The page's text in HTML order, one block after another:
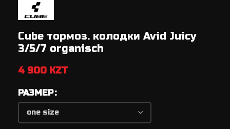
Cube тормоз. колодки Avid Juicy
3/5/7 organisch
4 900 KZT
РАЗМЕР